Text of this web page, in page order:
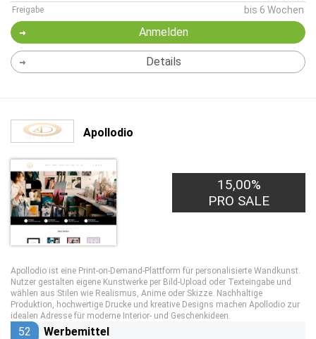
Freigabe bis 6 Wochen
Anmelden
Details
Apollodio
15,00%
PRO SALE
Apollodio ist eine Print-on-Demand-Plattform für personalisierte Wandkunst.
Nutzer gestalten eigene Kunstwerke per Bild-Upload oder Texteingabe und
wählen aus Stilen wie Realismus, Anime oder Skizze. Nachhaltige
Produktion, hochwertige Drucke und kreative Designs machen Apollodio zur
idealen Adresse für moderne Interior- und Geschenkideen.
52 Werbemittel